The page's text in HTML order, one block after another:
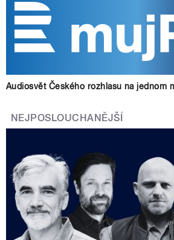
Audiosvět Českého rozhlasu na jednom
NEJPOSLOUCHANĚJŠÍ